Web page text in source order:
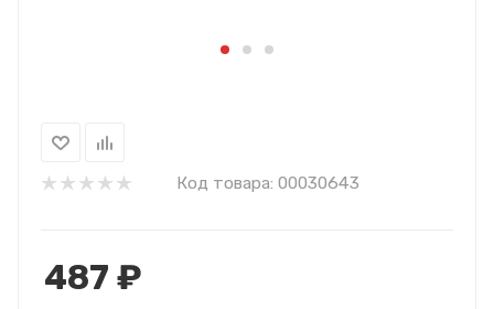
Код товара: 00030643
487 ₽